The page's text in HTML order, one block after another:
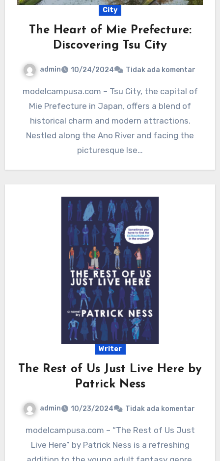
City
The Heart of Mie Prefecture:
Discovering Tsu City
admin 10/24/2024 Tidak ada komentar
modelcampusa.com – Tsu City, the capital of
Mie Prefecture in Japan, offers a blend of
historical charm and modern attractions.
Nestled along the Ano River and facing the
picturesque Ise…
Writer
The Rest of Us Just Live Here by
Patrick Ness
admin 10/23/2024 Tidak ada komentar
modelcampusa.com – “The Rest of Us Just
Live Here” by Patrick Ness is a refreshing